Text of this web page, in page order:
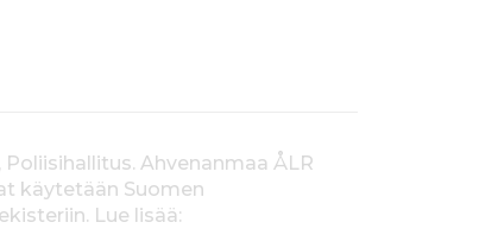
Poliisihallitus. Ahvenanmaa ÅLR
käytetään Suomen
Lue lisää: